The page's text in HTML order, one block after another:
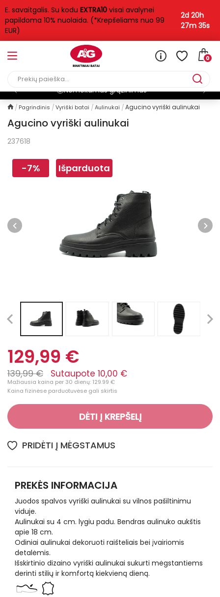
E. savaitgalis. Su kodu EXTRA10 visai avalynei
papildoma 10% nuolaida. (*Krepšeliams nuo 99
EUR)
2d 20h
27m 35s
0
Pristatymas per 1-3
Pagrindinis Vyriški batai Aulinukai Agucino vyriški aulinukai
Agucino vyriški aulinukai
237618
-7% Išparduota
129,99 €
139,99 € Sutaupote 10,00 €
Mažiausia kaina per 30 dienų: 129.99 €
Kaina fizinėse parduotuvėse gali skirtis
DĖTI Į KREPŠELĮ
PRIDĖTI Į MĖGSTAMUS
PREKĖS INFORMACIJA
Juodos spalvos vyriški aulinukai su vilnos pašiltinimu
viduje.
Aulinukai su 4 cm. lygiu padu. Bendras aulinuko aukštis
apie 18 cm.
Odiniai aulinukai dekoruoti raišteliais bei įvairiomis
detalėmis.
Išskirtinio dizaino vyriški aulinukai sukurti mėgstantiems
derinti stilių ir komfortą kiekvieną dieną.